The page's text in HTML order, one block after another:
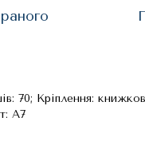
70; Кріплення:
A7